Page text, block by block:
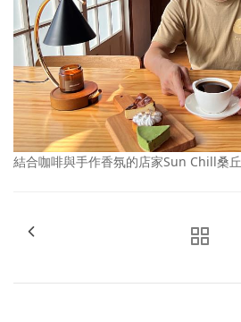
結合咖啡與手作香氛的店家Sun Chill桑丘